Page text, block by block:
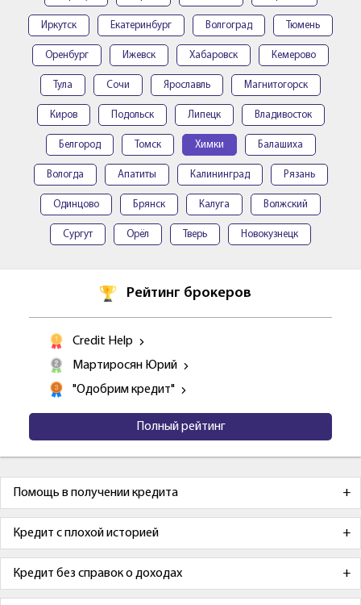
Иркутск Екатеринбург Волгоград Тюмень
Оренбург Ижевск Хабаровск Кемерово
Тула Сочи Ярославль Магнитогорск
Киров Подольск Липецк Владивосток
Белгород Томск Химки Балашиха
Вологда Апатиты Калининград Рязань
Одинцово Брянск Калуга Волжский
Сургут Орёл Тверь Новокузнецк
Рейтинг брокеров
Credit Help
Мартиросян Юрий
"Одобрим кредит"
Полный рейтинг
Помощь в получении кредита
Кредит с плохой историей
Кредит без справок о доходах